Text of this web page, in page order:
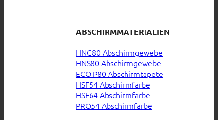
ABSCHIRMMATERIALIEN
HNG80 Abschirmgewebe
HNS80 Abschirmgewebe
ECO P80 Abschirmtapete
HSF54 Abschirmfarbe
HSF64 Abschirmfarbe
PRO54 Abschirmfarbe